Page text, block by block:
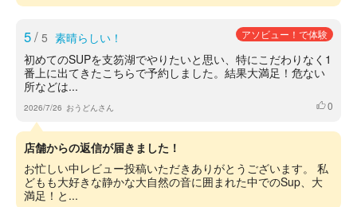
5/ 5 素晴らしい！ アソビュー！で体験
初めてのSUPを支笏湖でやりたいと思い、特にこだわりなく1
番上に出てきたこちらで予約しました。結果大満足！危ない
所などは...
2026/7/26 おうどんさん いいね
0
店舗からの返信が届きました！
お忙しい中レビュー投稿いただきありがとうございます。 私
どもも大好きな静かな大自然の音に囲まれた中でのSup、大
満足！と...